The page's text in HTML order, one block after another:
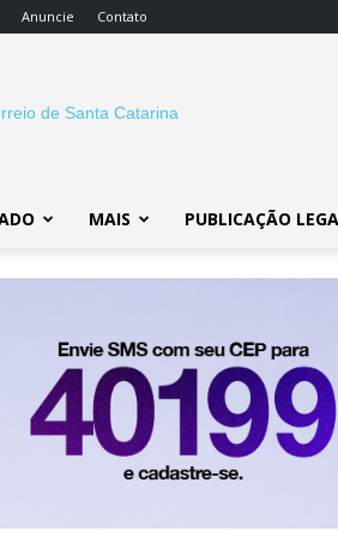
Anuncie Contato
SC
MAIS PUBLICAÇÃO